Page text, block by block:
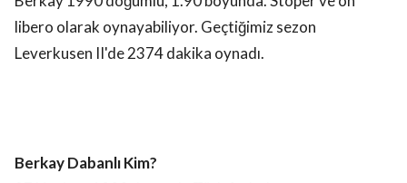
libero olarak oynayabiliyor. Geçtiğimiz sezon
Leverkusen II'de 2374 dakika oynadı.
Berkay Dabanlı Kim?